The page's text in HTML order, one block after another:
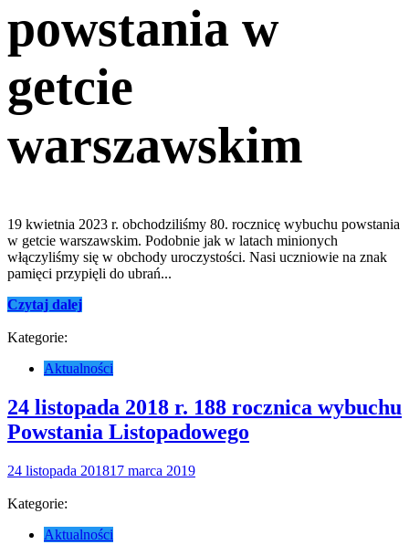
powstania w
getcie
warszawskim
19 kwietnia 2023 r. obchodziliśmy 80. rocznicę wybuchu powstania
w getcie warszawskim. Podobnie jak w latach minionych
włączyliśmy się w obchody uroczystości. Nasi uczniowie na znak
pamięci przypięli do ubrań...
Czytaj dalej
Kategorie:
Aktualności
24 listopada 2018 r. 188 rocznica wybuchu
Powstania Listopadowego
24 listopada 201817 marca 2019
Kategorie:
Aktualności